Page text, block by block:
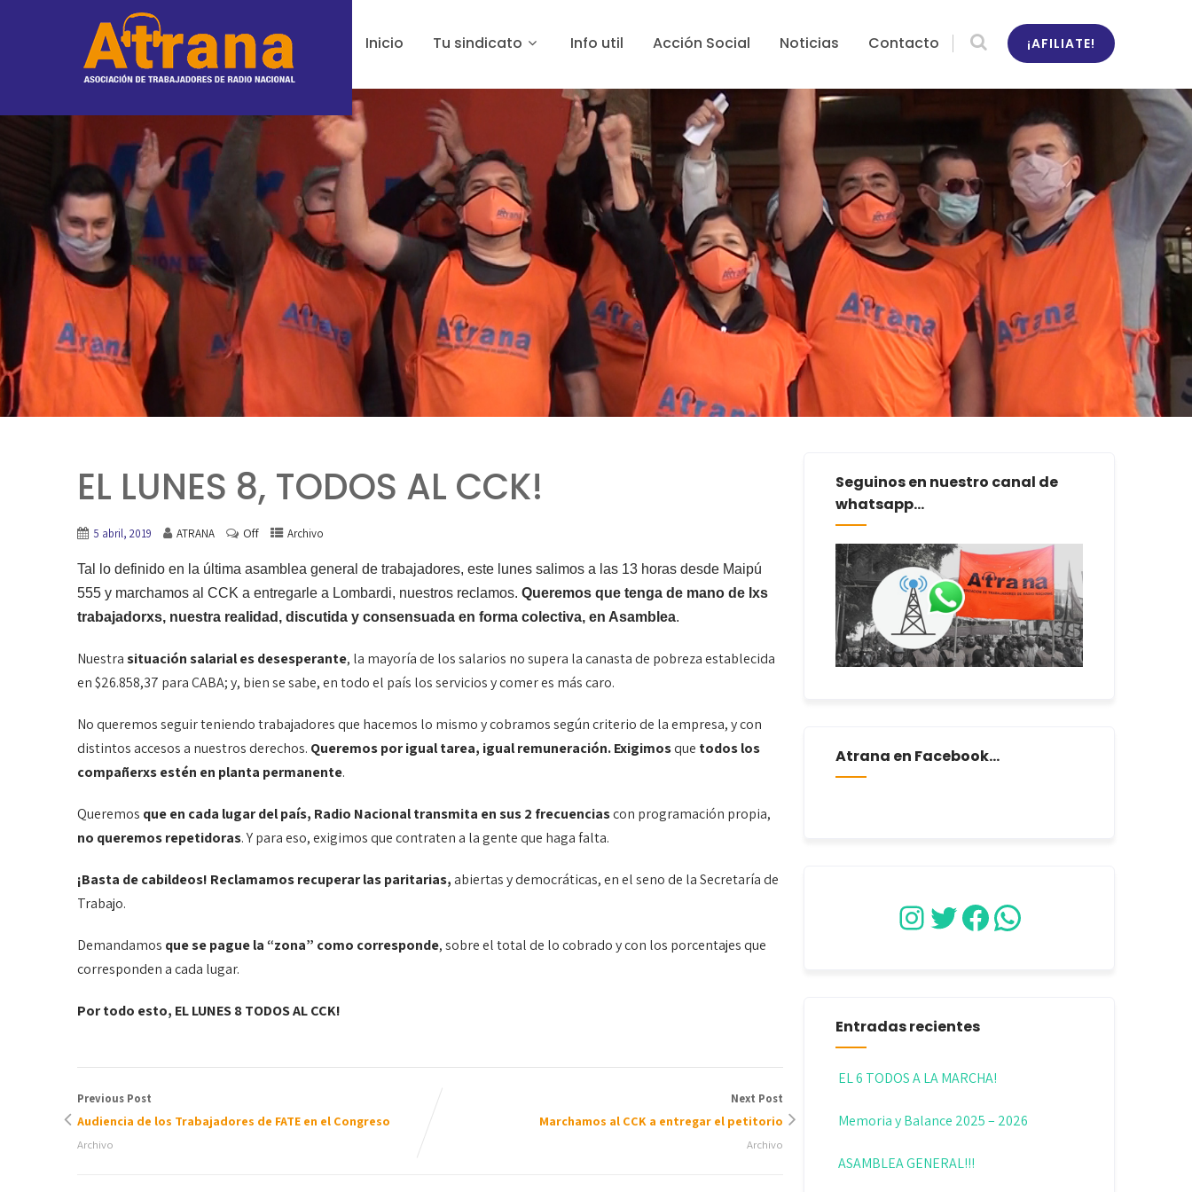
¡AFILIATE!
Inicio Tu sindicato Info util Acción Social Noticias Contacto
EL LUNES 8, TODOS AL CCK!
5 abril, 2019 ATRANA Off Archivo
Tal lo definido en la última asamblea general de trabajadores, este lunes salimos a las 13 horas desde Maipú
555 y marchamos al CCK a entregarle a Lombardi, nuestros reclamos. Queremos que tenga de mano de lxs
trabajadorxs, nuestra realidad, discutida y consensuada en forma colectiva, en Asamblea.
Nuestrasituación salarial es desesperante, la mayoría de los salarios no supera la canasta de pobreza establecida
en $26.858,37 para CABA; y, bien se sabe, en todo el país los servicios y comer es más caro.
No queremos seguir teniendo trabajadores que hacemos lo mismo y cobramos según criterio de la empresa, y con
distintos accesos a nuestros derechos. Queremos por igual tarea, igual remuneración. Exigimosque todos los
compañerxs estén en planta permanente.
Queremos que en cada lugar del país, Radio Nacional transmita en sus 2 frecuenciascon programación propia,
no queremos repetidoras. Y para eso, exigimos que contraten a la gente que haga falta.
¡Basta de cabildeos! Reclamamos recuperar las paritarias,abiertas y democráticas, en el seno de la Secretaría de
Trabajo.
Demandamos que se pague la “zona” como corresponde, sobre el total de lo cobrado y con los porcentajes que
corresponden a cada lugar.
Por todo esto, EL LUNES 8 TODOS AL CCK!
Previous Post
Audiencia de los Trabajadores de FATE en el Congreso
Archivo
Next Post
Marchamos al CCK a entregar el petitorio
Archivo
Seguinos en nuestro canal de
whatsapp...
Atrana en Facebook...
Instagram
Twitter
Facebook
WhatsApp
Entradas recientes
EL 6 TODOS A LA MARCHA!
Memoria y Balance 2025 – 2026
ASAMBLEA GENERAL!!!